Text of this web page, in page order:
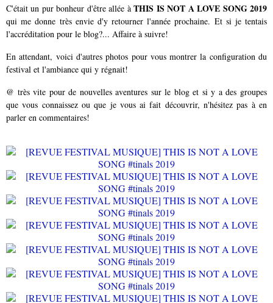
C'était un pur bonheur d'être allée àTHIS IS NOT A LOVE SONG 2019
qui me donne très envie d'y retourner l'année prochaine. Et si je tentais
l'accréditation pour le blog?... Affaire à suivre!
En attendant, voici d'autres photos pour vous montrer la configuration du
festival et l'ambiance qui y régnait!
@ très vite pour de nouvelles aventures sur le blog et si y a des groupes
que vous connaissez ou que je vous ai fait découvrir, n'hésitez pas à en
parler en commentaires!